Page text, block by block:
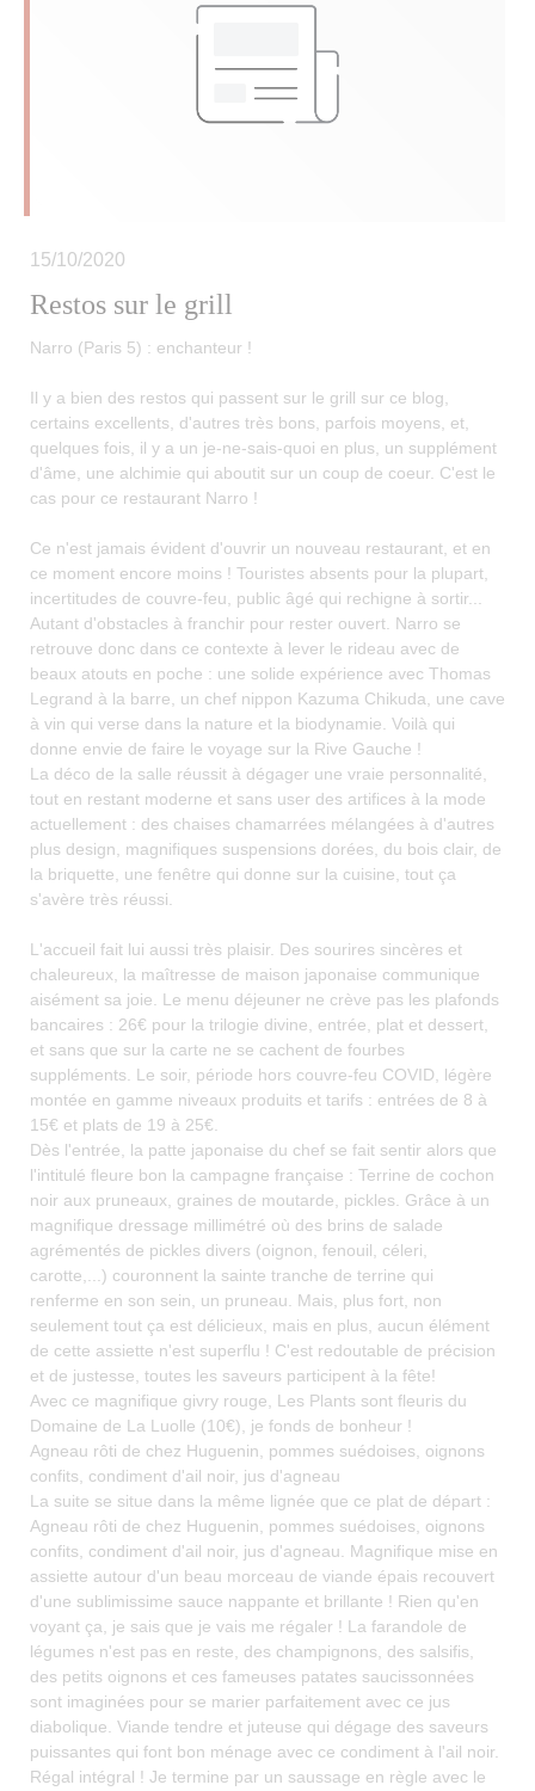
Restos sur le grill
15/10/2020
Narro (Paris 5) : enchanteur !
Il y a bien des restos qui passent sur le grill sur ce blog,
certains excellents, d'autres très bons, parfois moyens, et,
quelques fois, il y a un je-ne-sais-quoi en plus, un supplément
d'âme, une alchimie qui aboutit sur un coup de coeur. C'est le
cas pour ce restaurant Narro !
Ce n'est jamais évident d'ouvrir un nouveau restaurant, et en
ce moment encore moins ! Touristes absents pour la plupart,
incertitudes de couvre-feu, public âgé qui rechigne à sortir...
Autant d'obstacles à franchir pour rester ouvert. Narro se
retrouve donc dans ce contexte à lever le rideau avec de
beaux atouts en poche : une solide expérience avec Thomas
Legrand à la barre, un chef nippon Kazuma Chikuda, une cave
à vin qui verse dans la nature et la biodynamie. Voilà qui
donne envie de faire le voyage sur la Rive Gauche !
La déco de la salle réussit à dégager une vraie personnalité,
tout en restant moderne et sans user des artifices à la mode
actuellement : des chaises chamarrées mélangées à d'autres
plus design, magnifiques suspensions dorées, du bois clair, de
la briquette, une fenêtre qui donne sur la cuisine, tout ça
s'avère très réussi.
L'accueil fait lui aussi très plaisir. Des sourires sincères et
chaleureux, la maîtresse de maison japonaise communique
aisément sa joie. Le menu déjeuner ne crève pas les plafonds
bancaires : 26€ pour la trilogie divine, entrée, plat et dessert,
et sans que sur la carte ne se cachent de fourbes
suppléments. Le soir, période hors couvre-feu COVID, légère
montée en gamme niveaux produits et tarifs : entrées de 8 à
15€ et plats de 19 à 25€.
Dès l'entrée, la patte japonaise du chef se fait sentir alors que
l'intitulé fleure bon la campagne française : Terrine de cochon
noir aux pruneaux, graines de moutarde, pickles. Grâce à un
magnifique dressage millimétré où des brins de salade
agrémentés de pickles divers (oignon, fenouil, céleri,
carotte,...) couronnent la sainte tranche de terrine qui
renferme en son sein, un pruneau. Mais, plus fort, non
seulement tout ça est délicieux, mais en plus, aucun élément
de cette assiette n'est superflu ! C'est redoutable de précision
et de justesse, toutes les saveurs participent à la fête!
Avec ce magnifique givry rouge, Les Plants sont fleuris du
Domaine de La Luolle (10€), je fonds de bonheur !
Agneau rôti de chez Huguenin, pommes suédoises, oignons
confits, condiment d'ail noir, jus d'agneau
La suite se situe dans la même lignée que ce plat de départ :
Agneau rôti de chez Huguenin, pommes suédoises, oignons
confits, condiment d'ail noir, jus d'agneau. Magnifique mise en
assiette autour d'un beau morceau de viande épais recouvert
d'une sublimissime sauce nappante et brillante ! Rien qu'en
voyant ça, je sais que je vais me régaler ! La farandole de
légumes n'est pas en reste, des champignons, des salsifis,
des petits oignons et ces fameuses patates saucissonnées
sont imaginées pour se marier parfaitement avec ce jus
diabolique. Viande tendre et juteuse qui dégage des saveurs
puissantes qui font bon ménage avec ce condiment à l'ail noir.
Régal intégral ! Je termine par un saussage en règle avec le